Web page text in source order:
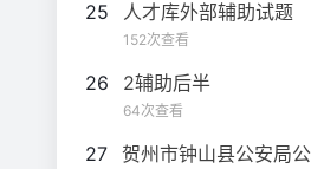
25 人才库外部辅助试题
152次查看
26 2辅助后半
64次查看
27 贺州市钟山县公安局